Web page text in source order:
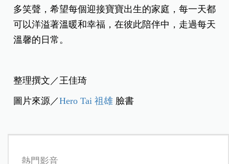
多笑聲，希望每個迎接寶寶出生的家庭，每一天都
可以洋溢著溫暖和幸福，在彼此陪伴中，走過每天
溫馨的日常。
整理撰文／王佳琦
圖片來源／Hero Tai 祖雄 臉書
熱門影音